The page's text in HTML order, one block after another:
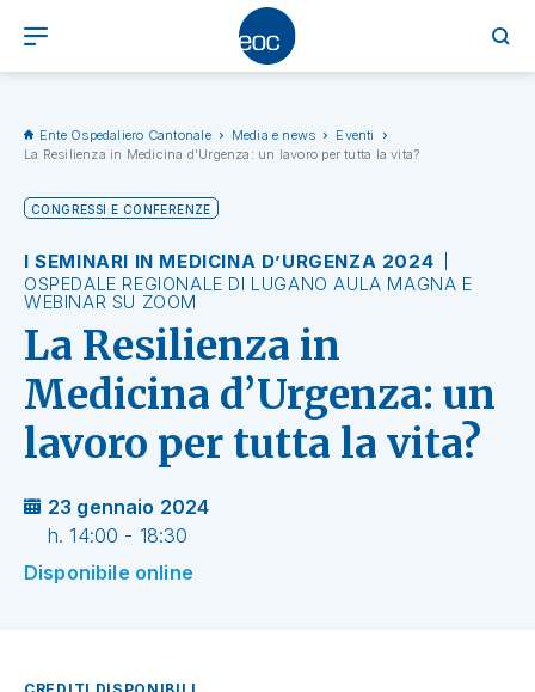
Ente Ospedaliero Cantonale Media e news
Eventi
La Resilienza in Medicina d’Urgenza: un lavoro per tutta la vita?
CONGRESSI E CONFERENZE
I SEMINARI IN MEDICINA D’URGENZA 2024
OSPEDALE REGIONALE DI LUGANO AULA MAGNA E
WEBINAR SU ZOOM
La Resilienza in
Medicina d’Urgenza: un
lavoro per tutta la vita?
23 gennaio 2024
h. 14:00 - 18:30
Disponibile online